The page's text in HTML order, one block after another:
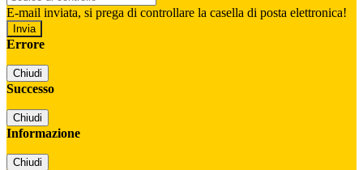
E-mail inviata, si prega di controllare la casella di posta elettronica!
Errore
Chiudi
Successo
Chiudi
Informazione
Chiudi